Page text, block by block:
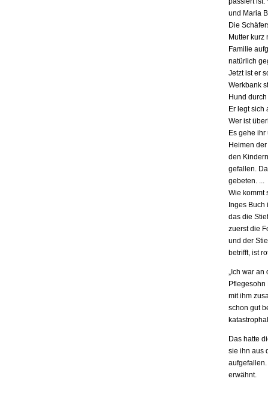
und Maria
Die
Mutter
Familie
natürlich
Jetzt ist er
Werkbank
Hund
Er legt sich
Wer ist
Es gehe
Heimen
den
gefallen.
gebeten. ...
Wie kommt
Inges
das die
zuerst die
und der
betrifft, ist
„Ich war
Pflegesohn
mit ihm
schon gut
Das hatte
sie ihn aus
erwähnt.